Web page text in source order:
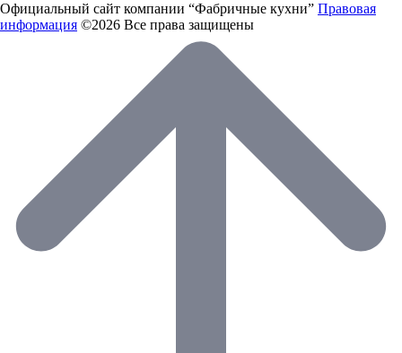
Официальный сайт компании “Фабричные кухни” Правовая
информация ©2026 Все права защищены